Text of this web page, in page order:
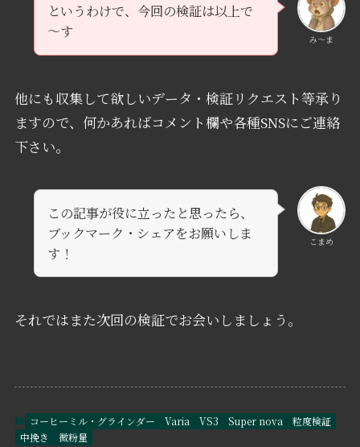
み〜ま
というわけで、今回の検証は以上で
～す
他にも収集して欲しいデータ・検証リクエスト等承り
ますので、何かあればコメント欄や各種SNSにご連絡
下さい。
こまめ
この記事が役に立ったと思ったら、
ブックマーク・シェアをお願いしま
す！
それではまた次回の検証でお会いしましょう。
コーヒーミル・グラインダー Varia VS3 Super nova
粒度検証
中挽き
微粉量